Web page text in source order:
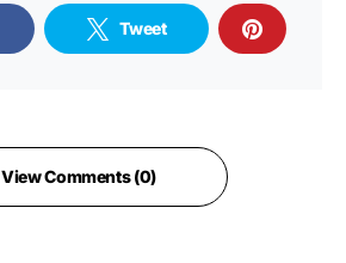
Tweet
View Comments (0)